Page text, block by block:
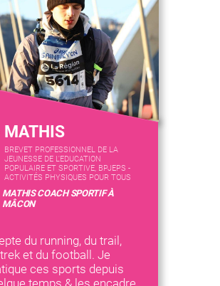
MATHIS
BREVET PROFESSIONNEL DE LA
JEUNESSE DE L'EDUCATION
POPULAIRE ET SPORTIVE, BPJEPS -
ACTIVITÉS PHYSIQUES POUR TOUS
MATHIS COACH SPORTIF À
MÂCON
du running, du trail,
et du football. Je
ces sports depuis
temps & les encadre